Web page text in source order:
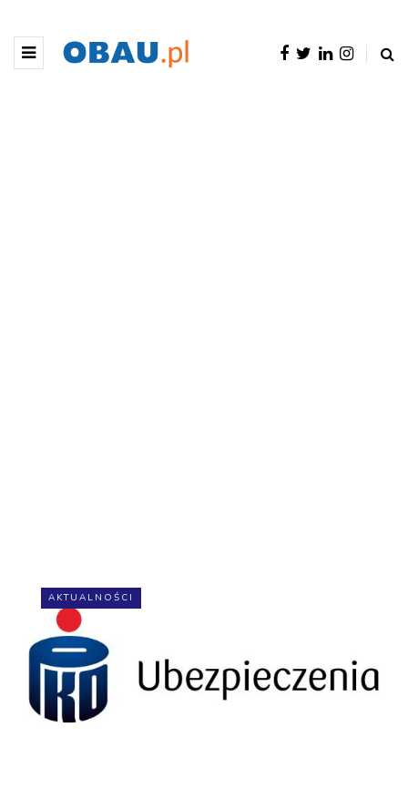
AKTUALNOŚCI